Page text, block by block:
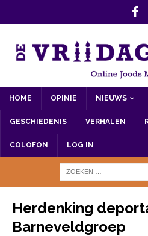
HOME OPINIE NIEUWS
GESCHIEDENIS VERHALEN
COLOFON LOG IN
Herdenking
Barneveldgroep